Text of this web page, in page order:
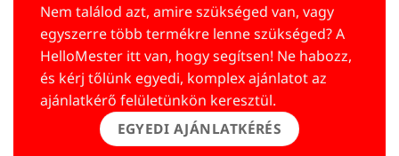
Nem találod azt, amire szükséged van, vagy
egyszerre több termékre lenne szükséged? A
HelloMester itt van, hogy segítsen! Ne habozz,
és kérj tőlünk egyedi, komplex ajánlatot az
ajánlatkérő felületünkön keresztül.
EGYEDI AJÁNLATKÉRÉS